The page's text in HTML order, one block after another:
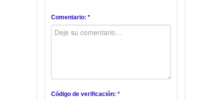
Comentario: *
Código de verificación: *